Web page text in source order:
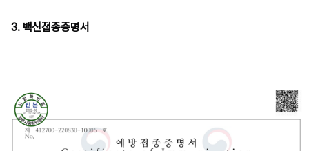
3. 백신접종증명서